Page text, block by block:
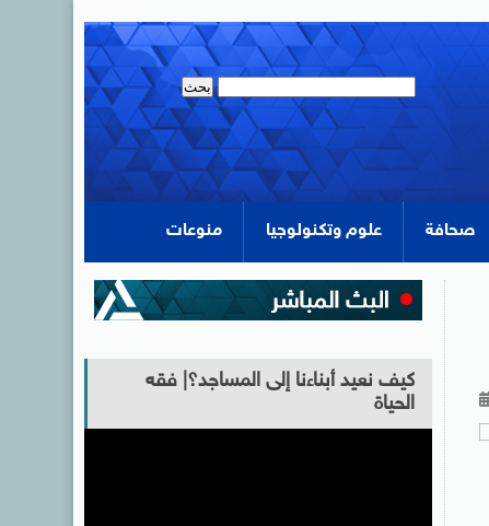
صحافة علوم وتكنولوجيا منوعات
كيف نعيد أبناءنا إلى المساجد؟| فقه
الحياة